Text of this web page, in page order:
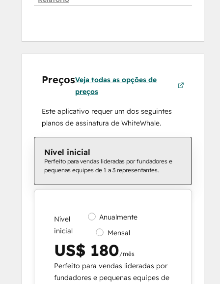
PreçosVeja todas as opções de
preços
Este aplicativo requer um dos seguintes
planos de assinatura de WhiteWhale.
Nível inicial
Perfeito para vendas lideradas por fundadores e
pequenas equipes de 1 a 3 representantes.
Nível
inicial
Anualmente
Mensal
US$ 180/mês
Perfeito para vendas lideradas por
fundadores e pequenas equipes de